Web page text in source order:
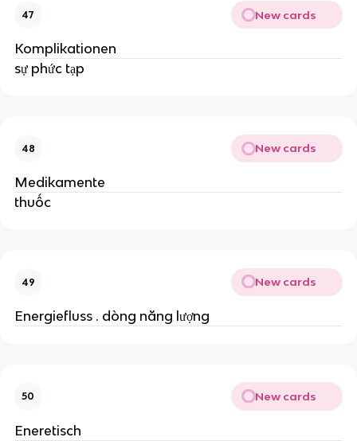
47 New cards
Komplikationen
sự phức tạp
48 New cards
Medikamente
thuốc
49 New cards
Energiefluss . dòng năng lượng
50 New cards
Eneretisch